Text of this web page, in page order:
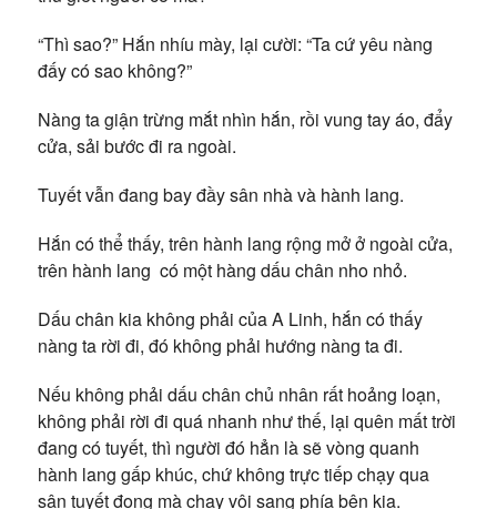
“Thì sao?” Hắn nhíu mày, lại cười: “Ta cứ yêu nàng
đấy có sao không?”
Nàng ta giận trừng mắt nhìn hắn, rồi vung tay áo, đẩy
cửa, sải bước đi ra ngoài.
Tuyết vẫn đang bay đầy sân nhà và hành lang.
Hắn có thể thấy, trên hành lang rộng mở ở ngoài cửa,
trên hành lang có một hàng dấu chân nho nhỏ.
Dấu chân kia không phải của A Linh, hắn có thấy
nàng ta rời đi, đó không phải hướng nàng ta đi.
Nếu không phải dấu chân chủ nhân rất hoảng loạn,
không phải rời đi quá nhanh như thế, lại quên mất trời
đang có tuyết, thì người đó hẳn là sẽ vòng quanh
hành lang gấp khúc, chứ không trực tiếp chạy qua
sân tuyết đọng mà chạy vội sang phía bên kia.